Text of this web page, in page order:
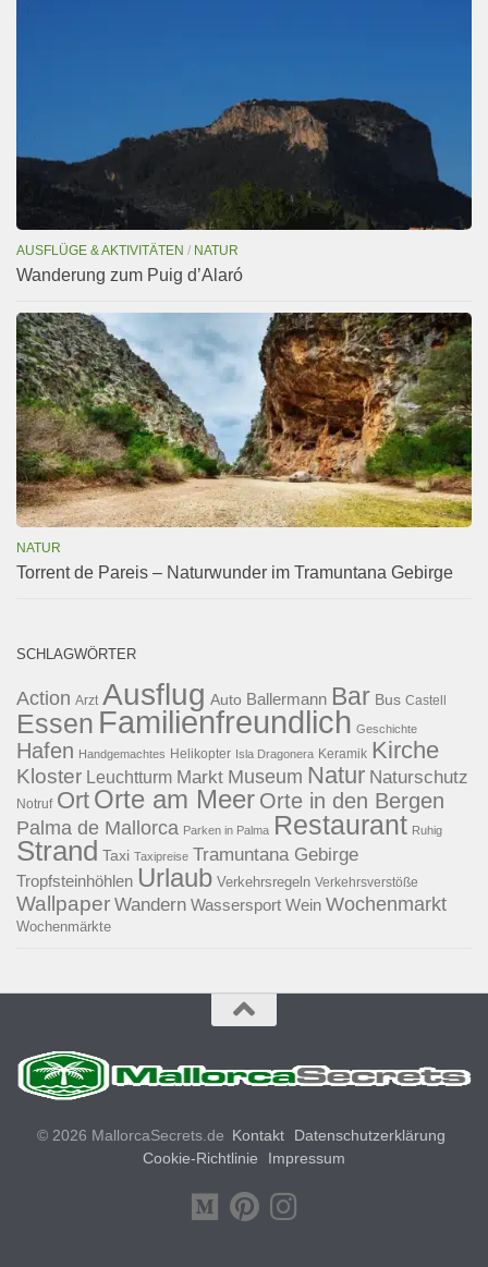
AUSFLÜGE & AKTIVITÄTEN / NATUR
Wanderung zum Puig d’Alaró
NATUR
Torrent de Pareis – Naturwunder im Tramuntana Gebirge
SCHLAGWÖRTER
Action Arzt Ausflug Auto Ballermann Bar Bus Castell
Essen Familienfreundlich Geschichte
Hafen Handgemachtes Helikopter Isla Dragonera Keramik Kirche
Kloster Leuchtturm Markt Museum Natur Naturschutz
Notruf Ort Orte am Meer Orte in den Bergen
Palma de Mallorca Parken in Palma Restaurant Ruhig
Strand Taxi Taxipreise Tramuntana Gebirge
Tropfsteinhöhlen Urlaub Verkehrsregeln Verkehrsverstöße
Wallpaper Wandern Wassersport Wein Wochenmarkt
Wochenmärkte
© 2026 MallorcaSecrets.de Kontakt
Datenschutzerklärung
Cookie-Richtlinie
Impressum